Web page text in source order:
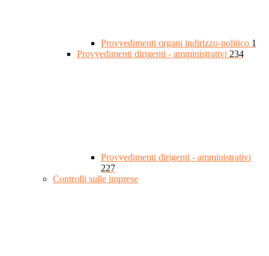
Provvedimenti organi indirizzo-politico 1
Provvedimenti dirigenti - amministrativi 234
Provvedimenti dirigenti - amministrativi
227
Controlli sulle imprese